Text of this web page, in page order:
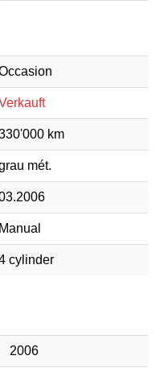
km
mét.
Manual
cylinder
2006